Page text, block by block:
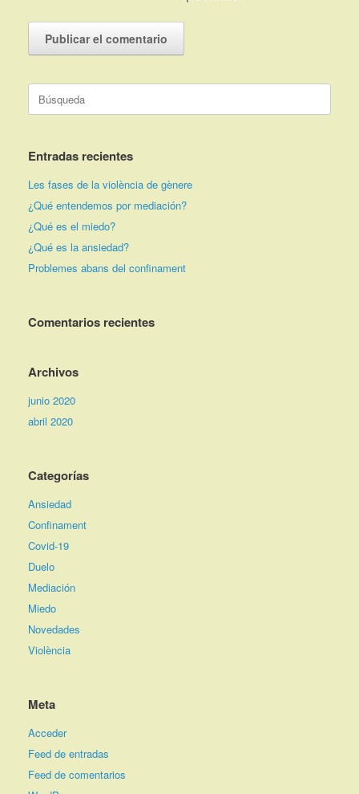
Entradas recientes
Les fases de la violència de gènere
¿Qué entendemos por mediación?
¿Qué es el miedo?
¿Qué es la ansiedad?
Problemes abans del confinament
Comentarios recientes
Archivos
junio 2020
abril 2020
Categorías
Ansiedad
Confinament
Covid-19
Duelo
Mediación
Miedo
Novedades
Violència
Meta
Acceder
Feed de entradas
Feed de comentarios